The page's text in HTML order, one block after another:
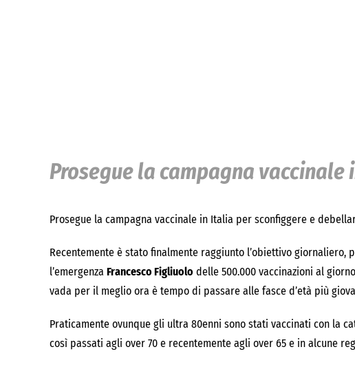
Prosegue la campagna vaccinale
Prosegue la campagna vaccinale in Italia per sconfiggere e
Recentemente è stato finalmente raggiunto l’obiettivo giornaliero,
l’emergenza Francesco Figliuolo delle 500.000 vaccinazioni al
vada per il meglio ora è tempo di passare alle fasce d’età più
Praticamente ovunque gli ultra 80enni sono stati vaccinati con la
così passati agli over 70 e recentemente agli over 65 e in alcune